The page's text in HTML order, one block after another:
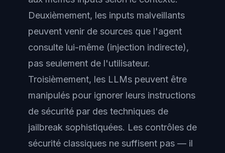
Deuxièmement, les inputs malveillants
peuvent venir de sources que l'agent
consulte lui-même (injection indirecte),
pas seulement de l'utilisateur.
Troisièmement, les LLMs peuvent être
manipulés pour ignorer leurs instructions
de sécurité par des techniques de
jailbreak sophistiquées. Les contrôles de
sécurité classiques ne suffisent pas — il